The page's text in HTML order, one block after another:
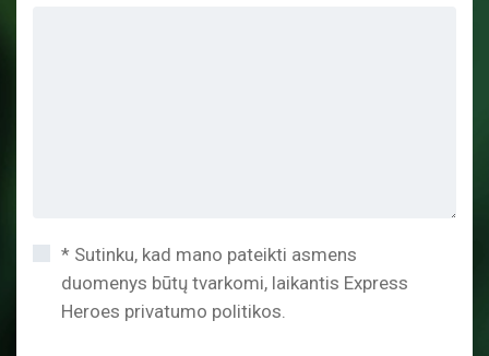
* Sutinku, kad mano pateikti asmens
duomenys būtų tvarkomi, laikantis Express
Heroes privatumo politikos.